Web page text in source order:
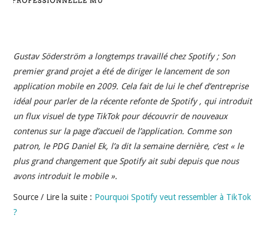
Gustav Söderström a longtemps travaillé chez Spotify ; Son
premier grand projet a été de diriger le lancement de son
application mobile en 2009. Cela fait de lui le chef d’entreprise
idéal pour parler de la récente refonte de Spotify , qui introduit
un flux visuel de type TikTok pour découvrir de nouveaux
contenus sur la page d’accueil de l’application. Comme son
patron, le PDG Daniel Ek, l’a dit la semaine dernière, c’est « le
plus grand changement que Spotify ait subi depuis que nous
avons introduit le mobile ».
Source / Lire la suite : Pourquoi Spotify veut ressembler à TikTok
?